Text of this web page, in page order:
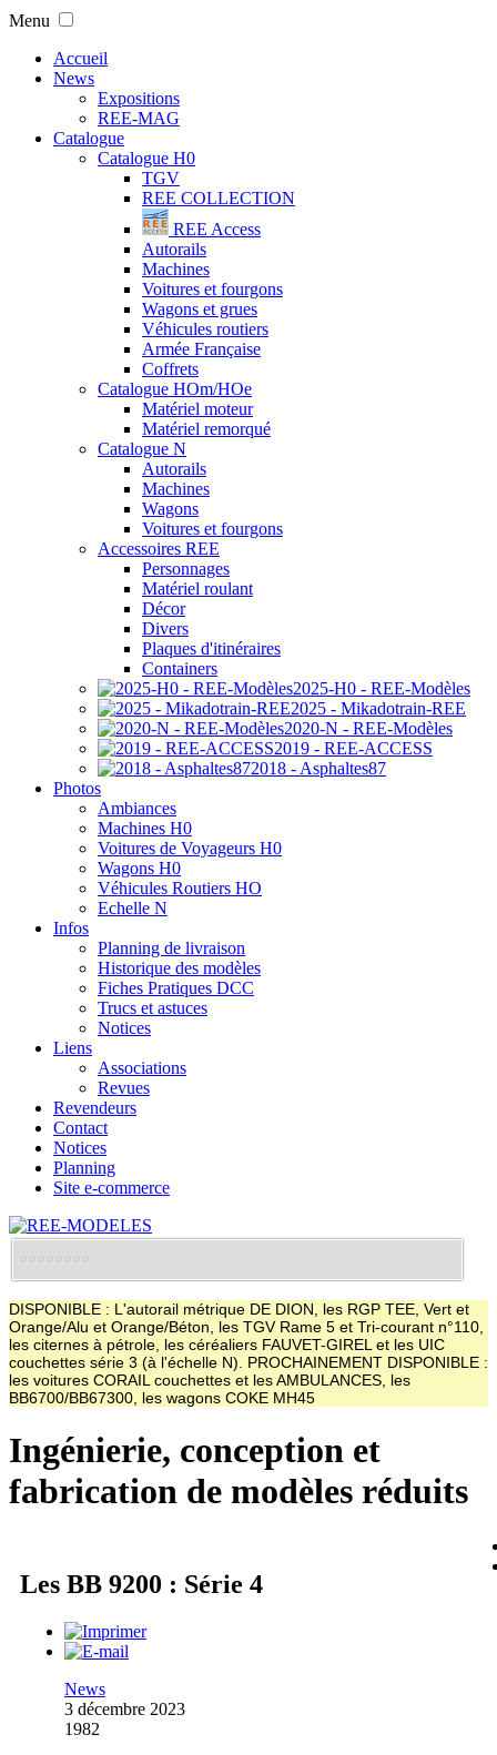
Menu
Accueil
News
Expositions
REE-MAG
Catalogue
Catalogue H0
TGV
REE COLLECTION
REE Access
Autorails
Machines
Voitures et fourgons
Wagons et grues
Véhicules routiers
Armée Française
Coffrets
Catalogue HOm/HOe
Matériel moteur
Matériel remorqué
Catalogue N
Autorails
Machines
Wagons
Voitures et fourgons
Accessoires REE
Personnages
Matériel roulant
Décor
Divers
Plaques d'itinéraires
Containers
2025-H0 - REE-Modèles
2025 - Mikadotrain-REE
2020-N - REE-Modèles
2019 - REE-ACCESS
2018 - Asphaltes87
Photos
Ambiances
Machines H0
Voitures de Voyageurs H0
Wagons H0
Véhicules Routiers HO
Echelle N
Infos
Planning de livraison
Historique des modèles
Fiches Pratiques DCC
Trucs et astuces
Notices
Liens
Associations
Revues
Revendeurs
Contact
Notices
Planning
Site e-commerce
DISPONIBLE : L'autorail métrique DE DION, les RGP TEE, Vert et
Orange/Alu et Orange/Béton, les TGV Rame 5 et Tri-courant n°110,
les citernes à pétrole, les céréaliers FAUVET-GIREL et les UIC
couchettes série 3 (à l'échelle N). PROCHAINEMENT DISPONIBLE :
les voitures CORAIL couchettes et les AMBULANCES, les
BB6700/BB67300, les wagons COKE MH45
Ingénierie, conception et
fabrication de modèles réduits
Les BB 9200 : Série 4
News
3 décembre 2023
1982